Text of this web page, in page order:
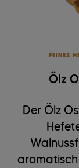
FEINES
Ölz
Der Ölz
aromatisch